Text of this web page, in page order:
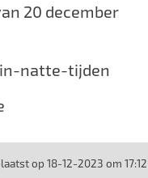
20 december
natte-tijden
op 18-12-2023 om 17:12